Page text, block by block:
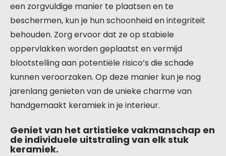
een zorgvuldige manier te plaatsen en te
beschermen, kun je hun schoonheid en integriteit
behouden. Zorg ervoor dat ze op stabiele
oppervlakken worden geplaatst en vermijd
blootstelling aan potentiële risico’s die schade
kunnen veroorzaken. Op deze manier kun je nog
jarenlang genieten van de unieke charme van
handgemaakt keramiek in je interieur.
Geniet van het artistieke vakmanschap en
de individuele uitstraling van elk stuk
keramiek.